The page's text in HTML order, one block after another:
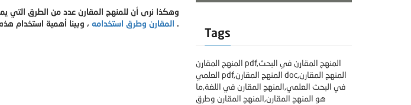
Tags
المنهج المقارن pdf,المنهج المقارن في البحث
العلمي pdf,المنهج المقارن doc,المنهج المقارن
في البحث العلمي,المنهج المقارن في اللغة,ما
هو المنهج المقارن,المنهج المقارن وطرق
وهكذا نرى أن للمنهج المقارن عدد من الطرق
المقارن وطرق استخدامه ، وبينا أهمية استخدام هذه الطرق في العلوم الاجتماعية .